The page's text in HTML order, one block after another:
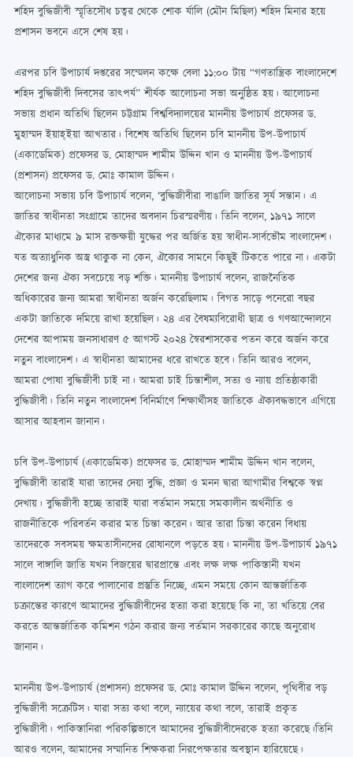
শহিদ বুদ্ধিজীবী স্মৃতিসৌধ চত্বর থেকে শোক র্যালি (মৌন মিছিল) শহিদ মিনার হয়ে
প্রশাসন ভবনে এসে শেষ হয়।
এরপর চবি উপাচার্য দপ্তরের সম্মেলন কক্ষে বেলা ১১:০০ টায় “গণতান্ত্রিক বাংলাদেশে
শহিদ বুদ্ধিজীবী দিবসের তাৎপর্য” শীর্যক আলোচনা সভা অনুষ্ঠিত হয়। আলোচনা
সভায় প্রধান অতিথি ছিলেন চট্টগ্রাম বিশ্ববিদ্যালয়ের মাননীয় উপাচার্য প্রফেসর ড.
মুহাম্মদ ইয়াহ্ইয়া আখতার। বিশেষ অতিথি ছিলেন চবি মাননীয় উপ-উপাচার্য
(একাডেমিক) প্রফেসর ড. মোহাম্মদ শামীম উদ্দিন খান ও মাননীয় উপ-উপাচার্য
(প্রশাসন) প্রফেসর ড. মোঃ কামাল উদ্দিন।
আলোচনা সভায় চবি উপাচার্য বলেন, ‘বুদ্ধিজীবীরা বাঙালি জাতির সূর্য সন্তান। এ
জাতির স্বাধীনতা সংগ্রামে তাদের অবদান চিরস্মরণীয়। তিনি বলেন, ১৯৭১ সালে
ঐক্যের মাধ্যমে ৯ মাস রক্তক্ষয়ী যুদ্ধের পর অর্জিত হয় স্বাধীন-সার্বভৌম বাংলাদেশ।
যত অত্যাধুনিক অস্ত্র থাকুক না কেন, ঐক্যের সামনে কিছুই টিকতে পারে না। একটা
দেশের জন্য ঐক্য সবচেয়ে বড় শক্তি। মাননীয় উপাচার্য বলেন, রাজনৈতিক
অধিকারের জন্য আমরা স্বাধীনতা অর্জন করেছিলাম। বিগত সাড়ে পনেরো বছর
একটা জাতিকে দমিয়ে রাখা হয়েছিল। ২৪ এর বৈষম্যবিরোধী ছাত্র ও গণআন্দোলনে
দেশের আপাময় জনসাধারণ ৫ আগস্ট ২০২৪ স্বৈরশাসকের পতন করে অর্জন করে
নতুন বাংলাদেশ। এ স্বাধীনতা আমাদের ধরে রাখতে হবে। তিনি আরও বলেন,
আমরা পোষা বুদ্ধিজীবী চাই না। আমরা চাই চিন্তাশীল, সত্য ও ন্যায় প্রতিষ্ঠাকারী
বুদ্ধিজীবী। তিনি নতুন বাংলাদেশ বিনির্মাণে শিক্ষার্থীসহ জাতিকে ঐক্যবদ্ধভাবে এগিয়ে
আসার আহবান জানান।
চবি উপ-উপাচার্য (একাডেমিক) প্রফেসর ড. মোহাম্মদ শামীম উদ্দিন খান বলেন,
বুদ্ধিজীবী তারাই যারা তাদের দেয়া বুদ্ধি, প্রজ্ঞা ও মনন দ্বারা আগামীর বিশ্বকে স্বপ্ন
দেখায়। বুদ্ধিজীবী হচ্ছে তারাই যারা বর্তমান সময়ে সমকালীন অর্থনীতি ও
রাজনীতিকে পরিবর্তন করার মত চিন্তা করেন। আর তারা চিন্তা করেন বিধায়
তাদেরকে সবসময় ক্ষমতাসীনদের রোষানলে পড়তে হয়। মাননীয় উপ-উপাচার্য ১৯৭১
সালে বাঙ্গালি জাতি যখন বিজয়ের দ্বারপ্রান্তে এবং লক্ষ লক্ষ পাকিস্তানী যখন
বাংলাদেশ ত্যাগ করে পালানোর প্রস্তুতি নিচ্ছে, এমন সময়ে কোন আন্তর্জাতিক
চক্রান্তের কারণে আমাদের বুদ্ধিজীবীদের হত্যা করা হয়েছে কি না, তা খতিয়ে বের
করতে আন্তর্জাতিক কমিশন গঠন করার জন্য বর্তমান সরকারের কাছে অনুরোধ
জানান।
মাননীয় উপ-উপাচার্য (প্রশাসন) প্রফেসর ড. মোঃ কামাল উদ্দিন বলেন, পৃথিবীর বড়
বুদ্ধিজীবী সক্রেটিস। যারা সত্য কথা বলে, ন্যায়ের কথা বলে, তারাই প্রকৃত
বুদ্ধিজীবী। পাকিস্তানিরা পরিকল্পিভাবে আমাদের বুদ্ধিজীবীদেরকে হত্যা করেছে।তিনি
আরও বলেন, আমাদের সম্মানিত শিক্ষকরা নিরপেক্ষতার অবস্থান হারিয়েছে।